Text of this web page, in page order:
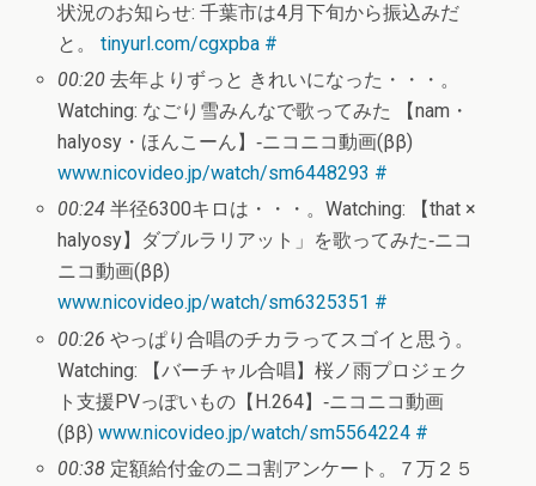
状況のお知らせ: 千葉市は4月下旬から振込みだ
と。tinyurl.com/cgxpba #
00:20 去年よりずっと きれいになった・・・。
Watching: なごり雪みんなで歌ってみた 【nam・
halyosy・ほんこーん】‐ニコニコ動画(ββ)
www.nicovideo.jp/watch/sm6448293 #
00:24 半径6300キロは・・・。Watching: 【that ×
halyosy】ダブルラリアット」を歌ってみた‐ニコ
ニコ動画(ββ)
www.nicovideo.jp/watch/sm6325351 #
00:26 やっぱり合唱のチカラってスゴイと思う。
Watching: 【バーチャル合唱】桜ノ雨プロジェク
ト支援PVっぽいもの【H.264】‐ニコニコ動画
(ββ)www.nicovideo.jp/watch/sm5564224 #
00:38 定額給付金のニコ割アンケート。７万２５